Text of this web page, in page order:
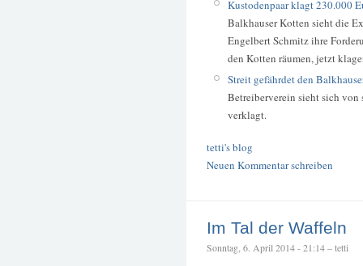
Kustodenpaar klagt 230.000
Balkhauser Kotten sieht die
Engelbert Schmitz ihre
den Kotten räumen, jetzt
Streit gefährdet den
Betreiberverein sieht sich von
verklagt.
tetti's blog
Neuen Kommentar schreiben
Im Tal der Waffeln
Sonntag, 6. April 2014 - 21:14 – tetti